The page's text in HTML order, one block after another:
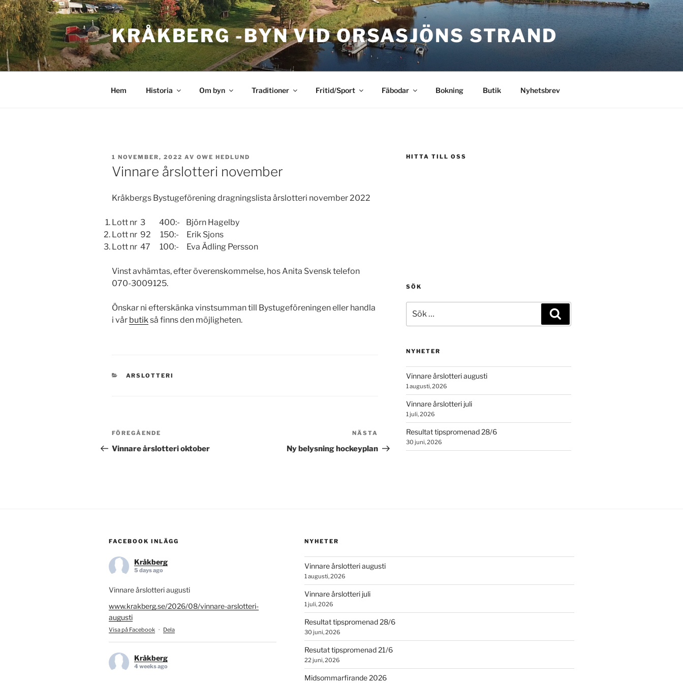
Hoppa
till
innehåll
KRÅKBERG -BYN VID ORSASJÖNS STRAND
Hem Historia Om byn Traditioner Fritid/Sport Fäbodar Bokning Butik Nyhetsbrev
PUBLICERAT
1 NOVEMBER, 2022 AV OWE HEDLUND
Vinnare årslotteri november
Kråkbergs Bystugeförening dragningslista årslotteri november 2022
Lott nr 3 400:- Björn Hagelby
Lott nr 92 150:- Erik Sjons
Lott nr 47 100:- Eva Ädling Persson
Vinst avhämtas, efter överenskommelse, hos Anita Svensk telefon
070-3009125.
Önskar ni efterskänka vinstsumman till Bystugeföreningen eller handla
i vår butikså finns den möjligheten.
KATEGORIER
ARSLOTTERI
Inläggsnavigering
Föregående
inlägg
FÖREGÅENDE
Vinnare årslotteri oktober
inlägg
NÄSTA
Ny belysning hockeyplan
HITTA TILL OSS
SÖK
efter:
NYHETER
Vinnare årslotteri augusti
1 augusti, 2026
Vinnare årslotteri juli
1 juli, 2026
Resultat tipspromenad 28/6
30 juni, 2026
FACEBOOK INLÄGG
Kråkberg
5 days ago
Vinnare årslotteri augusti
www.krakberg.se/2026/08/vinnare-arslotteri-
augusti
Visa på Facebook · Dela
Kråkberg
4 weeks ago
NYHETER
Vinnare årslotteri augusti
1 augusti, 2026
Vinnare årslotteri juli
1 juli, 2026
Resultat tipspromenad 28/6
30 juni, 2026
Resutat tipspromenad 21/6
22 juni, 2026
Midsommarfirande 2026